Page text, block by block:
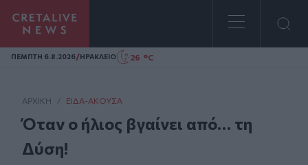
Homepage
ΠΕΜΠΤΗ 6.8.2026/ΗΡΑΚΛΕΙΟ 26 °C
ΑΡΧΙΚΗ / ΕΊΔΑ-ΆΚΟΥΣΑ
Όταν ο ήλιος βγαίνει από… τη
Δύση!